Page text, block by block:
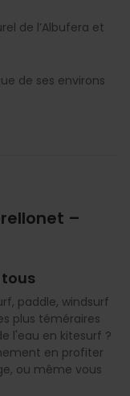
de l’Albufera et
de ses environs
–
paddle, windsurf
plus téméraires
l'eau en kitesurf ?
en profiter
ou même vous